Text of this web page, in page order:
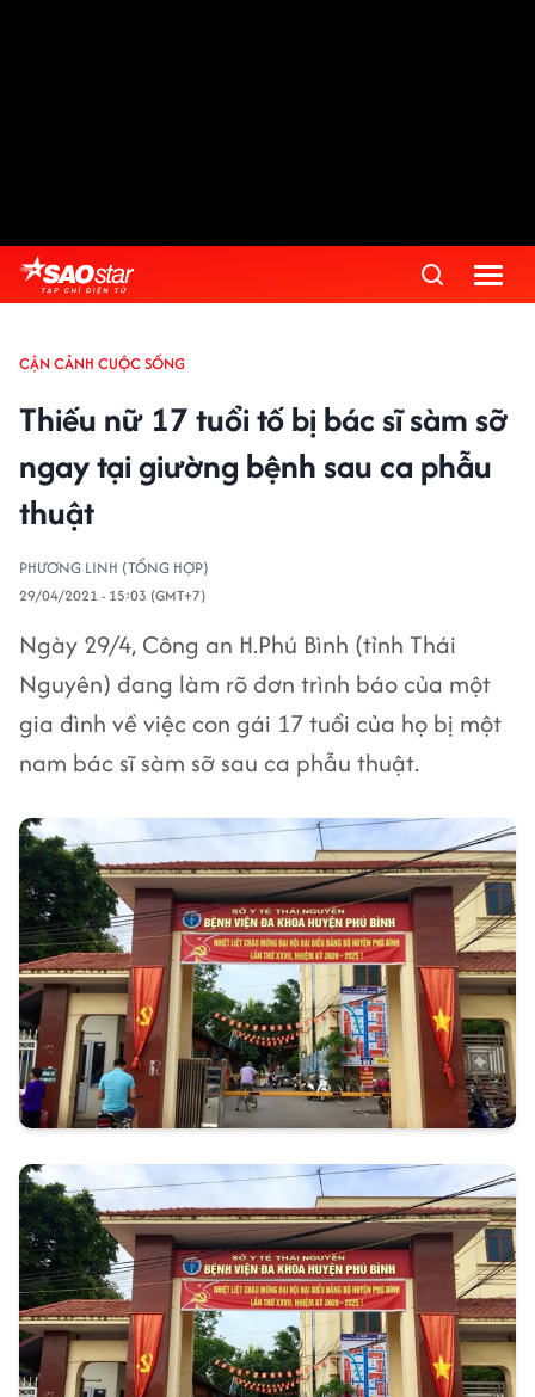
CẬN CẢNH CUỘC SỐNG
Thiếu nữ 17 tuổi tố bị bác sĩ sàm sỡ
ngay tại giường bệnh sau ca phẫu
thuật
PHƯƠNG LINH (TỔNG HỢP)
29/04/2021 - 15:03 (GMT+7)
Ngày 29/4, Công an H.Phú Bình (tỉnh Thái
Nguyên) đang làm rõ đơn trình báo của một
gia đình về việc con gái 17 tuổi của họ bị một
nam bác sĩ sàm sỡ sau ca phẫu thuật.